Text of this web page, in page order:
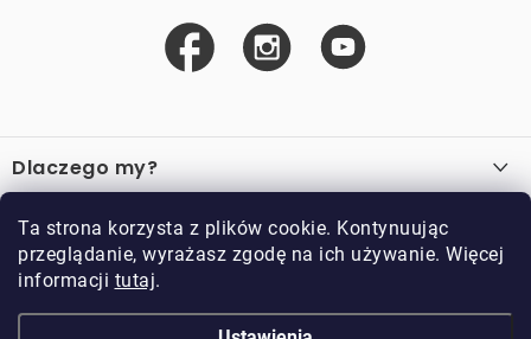
Ta strona korzysta z plików cookie. Kontynuując
przeglądanie, wyrażasz zgodę na ich używanie. Więcej
informacji tutaj.
t
o
p
a
Dlaczego my?
Ważne linki
Sprzedaż hurtowa
Przykładowy sklep
O zakupie